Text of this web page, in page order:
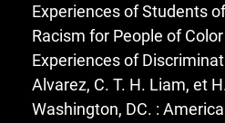
Experiences of Students
Racism for People of
Experiences of
Alvarez, C. T. H. Liam, et
Washington, DC. :